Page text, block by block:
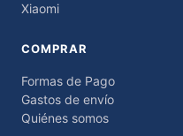
Xiaomi
COMPRAR
Formas de Pago
Gastos de envío
Quiénes somos